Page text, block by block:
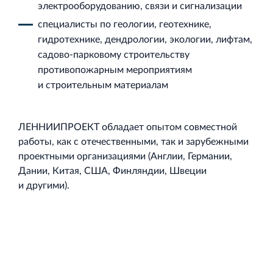
электрооборудованию, связи и сигнализации
специалисты по геологии, геотехнике,
гидротехнике, дендрологии, экологии, лифтам,
садово‐парковому строительству
противопожарным мероприятиям
и строительным материалам
ЛЕННИИПРОЕКТ обладает опытом совместной
работы, как с отечественными, так и зарубежными
проектными организациями (Англии, Германии,
Дании, Китая, США, Финляндии, Швеции
и другими).